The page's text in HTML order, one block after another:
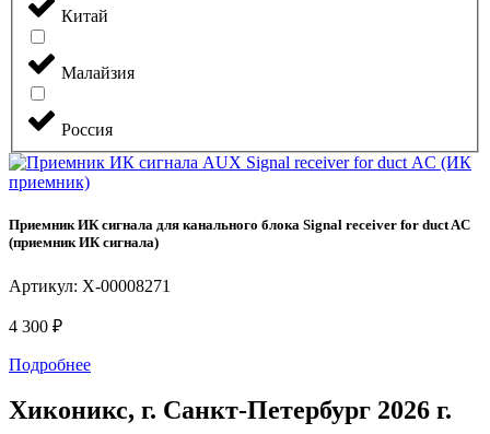
Китай
Малайзия
Россия
Приемник ИК сигнала для канального блока Signal receiver for duct AC
(приемник ИК сигнала)
Артикул: X-00008271
4 300 ₽
Подробнее
Хиконикс, г. Санкт-Петербург 2026 г.